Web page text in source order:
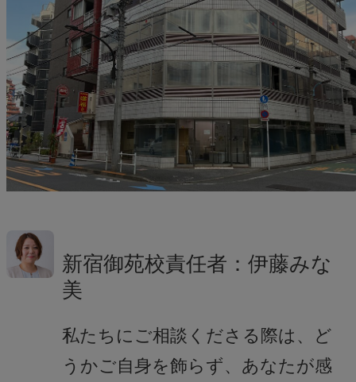
新宿御苑校責任者：伊藤みな
美
私たちにご相談くださる際は、ど
うかご自身を飾らず、あなたが感